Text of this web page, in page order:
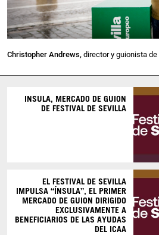
Christopher Andrews, director y guionista de
INSULA, MERCADO DE GUION
DE FESTIVAL DE SEVILLA
EL FESTIVAL DE SEVILLA
IMPULSA “ÍNSULA”, EL PRIMER
MERCADO DE GUION DIRIGIDO
EXCLUSIVAMENTE A
BENEFICIARIOS DE LAS AYUDAS
DEL ICAA